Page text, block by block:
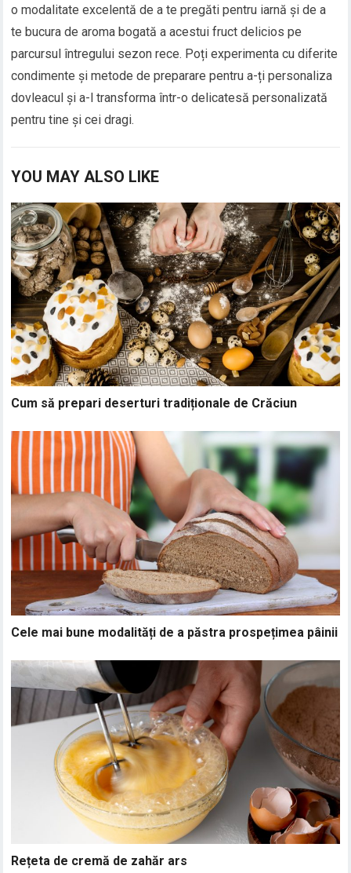
o modalitate excelentă de a te pregăti pentru iarnă și de a
te bucura de aroma bogată a acestui fruct delicios pe
parcursul întregului sezon rece. Poți experimenta cu diferite
condimente și metode de preparare pentru a-ți personaliza
dovleacul și a-l transforma într-o delicatesă personalizată
pentru tine și cei dragi.
YOU MAY ALSO LIKE
Cum să prepari deserturi tradiționale de Crăciun
Cele mai bune modalități de a păstra prospețimea pâinii
Rețeta de cremă de zahăr ars